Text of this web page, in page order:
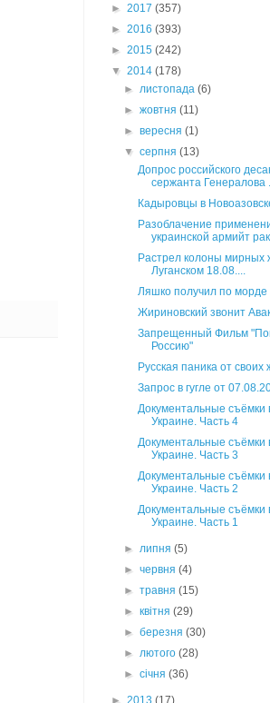
► 2017 (357)
► 2016 (393)
► 2015 (242)
▼ 2014 (178)
►листопада(6)
►жовтня(11)
►вересня(1)
▼серпня(13)
Допрос российского
сержанта Генералова
Кадыровцы в
Разоблачение
украинской армийт
Растрел колоны мирных
Луганском 18.08....
Ляшко получил по морде
Жириновский звонит
Запрещенный Фильм
Россию"
Русская паника от своих
Запрос в гугле от
Документальные съёмки
Украине. Часть 4
Документальные съёмки
Украине. Часть 3
Документальные съёмки
Украине. Часть 2
Документальные съёмки
Украине. Часть 1
►липня(5)
►червня(4)
►травня(15)
►квітня(29)
►березня(30)
►лютого(28)
►січня(36)